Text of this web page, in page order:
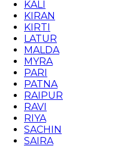
KALI
KIRAN
KIRTI
LATUR
MALDA
MYRA
PARI
PATNA
RAIPUR
RAVI
RIYA
SACHIN
SAIRA